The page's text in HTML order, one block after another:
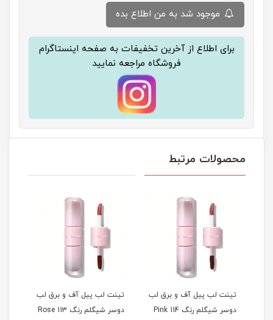
برای اطلاع از آخرین تخفیفات به صفحه اینستاگرام
فروشگاه مراجعه نمایید
محصولات مرتبط
تینت لب پیل آف و برق لب
دوسر شیگلم رنگ 114 Pink
تینت لب پیل آف و برق لب
دوسر شیگلم رنگ 113 Rose